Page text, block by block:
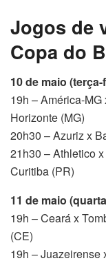
Jogos de
Copa do
10 de maio
19h – América-
Horizonte (MG)
20h30 – Azuriz x
21h30 – Athletico
Curitiba (PR)
11 de maio
19h – Ceará x
(CE)
19h – Juazeirense